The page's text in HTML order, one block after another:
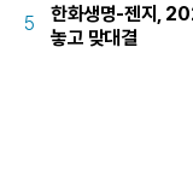
5
한화생명-젠지,
놓고 맞대결